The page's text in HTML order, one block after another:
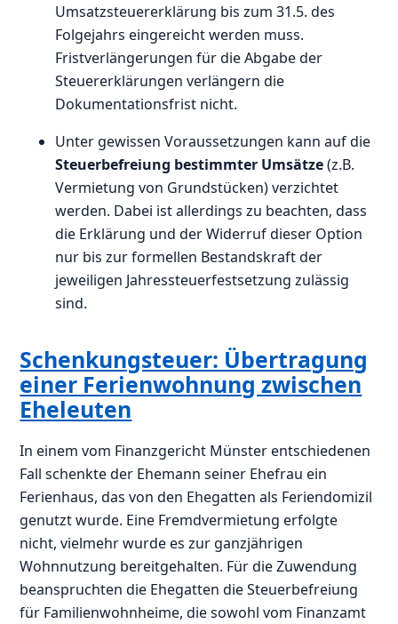
Umsatzsteuererklärung bis zum 31.5. des
Folgejahrs eingereicht werden muss.
Fristverlängerungen für die Abgabe der
Steuererklärungen verlängern die
Dokumentationsfrist nicht.
Unter gewissen Voraussetzungen kann auf die
Steuerbefreiung bestimmter Umsätze(z.B.
Vermietung von Grundstücken) verzichtet
werden. Dabei ist allerdings zu beachten, dass
die Erklärung und der Widerruf dieser Option
nur bis zur formellen Bestandskraft der
jeweiligen Jahressteuerfestsetzung zulässig
sind.
Schenkungsteuer: Übertragung
einer Ferienwohnung zwischen
Eheleuten
In einem vom Finanzgericht Münster entschiedenen
Fall schenkte der Ehemann seiner Ehefrau ein
Ferienhaus, das von den Ehegatten als Feriendomizil
genutzt wurde. Eine Fremdvermietung erfolgte
nicht, vielmehr wurde es zur ganzjährigen
Wohnnutzung bereitgehalten. Für die Zuwendung
beanspruchten die Ehegatten die Steuerbefreiung
für Familienwohnheime, die sowohl vom Finanzamt